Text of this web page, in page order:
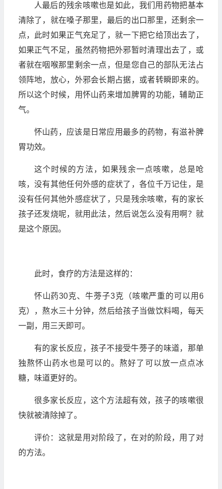
人最后的残余咳嗽也是如此，我们用药物把基本
清除了，就在嗓子那里，最后的出口那里，还剩余一
点，此时如果正气充足了，就一下把它给顶出去了，
如果正气不足，虽然药物把外邪暂时清理出去了，或
者就在咽喉那里剩余一点，但是您自己的部队无法占
领阵地，放心，外邪会长期占据，或者转瞬即来的。
所以这个时候，用怀山药来增加脾胃的功能，辅助正
气。
怀山药，应该是日常应用最多的药物，有滋补脾
胃功效。
这个时候的方法，如果残余一点咳嗽，总是呛
咳，没有其他任何外感的症状了，各位千万记住，是
没有任何其他外感症状了，只是残余咳嗽，有的家长
孩子还发烧呢，就用此法，然后说怎么没有用啊？就
是这个原因。
此时，食疗的方法是这样的：
怀山药30克、牛蒡子3克（咳嗽严重的可以用6
克），熬水三十分钟，然后给孩子当做饮料喝，每天
一副，用三天即可。
有的家长反应，孩子不接受牛蒡子的味道，那单
独熬怀山药水也是可以的。熬好了可以放一点点冰
糖，味道更好的。
很多家长反应，这个方法超有效，孩子的咳嗽很
快就被清除掉了。
评价：这就是用对阶段了，在对的阶段，用了对
的方法。